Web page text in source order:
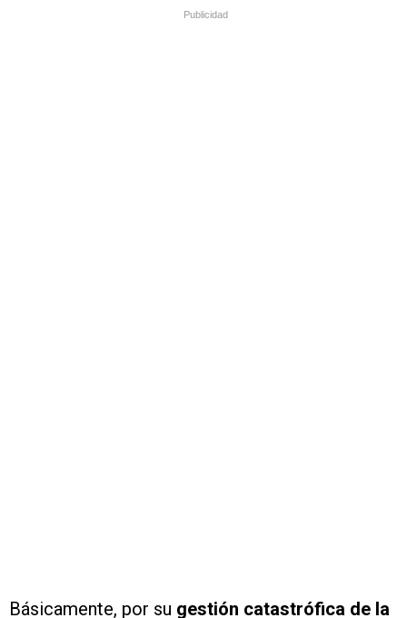
Publicidad
Básicamente, por su gestión catastrófica de la